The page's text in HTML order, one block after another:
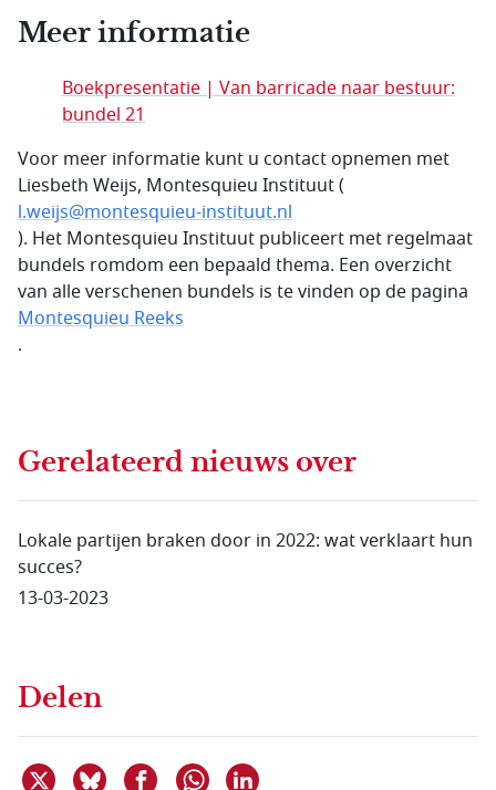
Meer informatie
Boekpresentatie | Van barricade naar bestuur:
bundel 21
Voor meer informatie kunt u contact opnemen met
Liesbeth Weijs, Montesquieu Instituut (
l.weijs@montesquieu-instituut.nl
). Het Montesquieu Instituut publiceert met regelmaat
bundels romdom een bepaald thema. Een overzicht
van alle verschenen bundels is te vinden op de pagina
Montesquieu Reeks
.
Gerelateerd nieuws over
Lokale partijen braken door in 2022: wat verklaart hun
succes?
13-03-2023
Delen
Deel dit item op X
Deel dit item op Bluesky
Deel dit item op Facebook
Delen via WhatsApp